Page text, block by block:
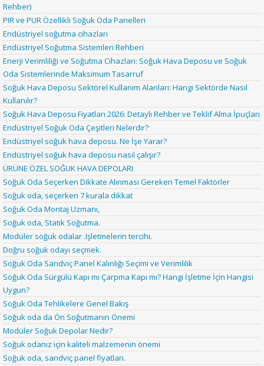
Rehber)
PIR ve PUR Özellikli Soğuk Oda Panelleri
Endüstriyel soğutma cihazları
Endüstriyel Soğutma Sistemleri Rehberi
Enerji Verimliliği ve Soğutma Cihazları: Soğuk Hava Deposu ve Soğuk
Oda Sistemlerinde Maksimum Tasarruf
Soğuk Hava Deposu Sektörel Kullanım Alanları: Hangi Sektörde Nasıl
Kullanılır?
Soğuk Hava Deposu Fiyatları 2026: Detaylı Rehber ve Teklif Alma İpuçları
Endüstriyel Soğuk Oda Çeşitleri Nelerdir?
Endüstriyel soğuk hava deposu. Ne İşe Yarar?
Endüstriyel soğuk hava deposu nasıl çalışır?
ÜRÜNE ÖZEL SOĞUK HAVA DEPOLARI
Soğuk Oda Seçerken Dikkate Alınması Gereken Temel Faktörler
Soğuk oda, seçerken 7 kurala dikkat
Soğuk Oda Montaj Uzmanı,
Soğuk oda, Statik Soğutma.
Modüler soğuk odalar .Işletmelerin tercihi.
Doğru soğuk odayı seçmek.
Soğuk Oda Sandviç Panel Kalınlığı Seçimi ve Verimlilik
Soğuk Oda Sürgülü Kapı mı Çarpma Kapı mı? Hangi İşletme İçin Hangisi
Uygun?
Soğuk Oda Tehlikelere Genel Bakış
Soğuk oda da Ön Soğutmanın Önemi
Modüler Soğuk Depolar Nedir?
Soğuk odanız için kaliteli malzemenin önemi
Soğuk oda, sandviç panel fiyatları.